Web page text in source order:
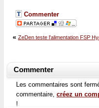
Commenter
« ZeDen teste l'alimentation FSP
Commenter
Les commentaires sont
commentaire, créez un
!